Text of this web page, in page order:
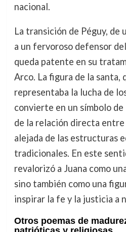
nacional.
La transición de Péguy, de
a un fervoroso defensor
queda patente en su
Arco. La figura de la santa,
representaba la lucha de
convierte en un símbolo
de la relación directa entre
alejada de las estructuras
tradicionales. En este
revalorizó a Juana como
sino también como una
inspirar la fe y la justicia a
Otros poemas de